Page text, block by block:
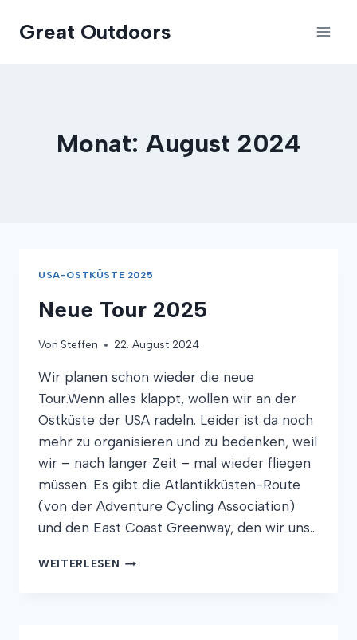
InhaltGreat Outdoors
Monat: August 2024
USA-OSTKÜSTE 2025
Neue Tour 2025
Von Steffen 22. August 2024
Wir planen schon wieder die neue
Tour.Wenn alles klappt, wollen wir an der
Ostküste der USA radeln. Leider ist da noch
mehr zu organisieren und zu bedenken, weil
wir – nach langer Zeit – mal wieder fliegen
müssen. Es gibt die Atlantikküsten-Route
(von der Adventure Cycling Association)
und den East Coast Greenway, den wir uns…
WEITERLESEN NEUE